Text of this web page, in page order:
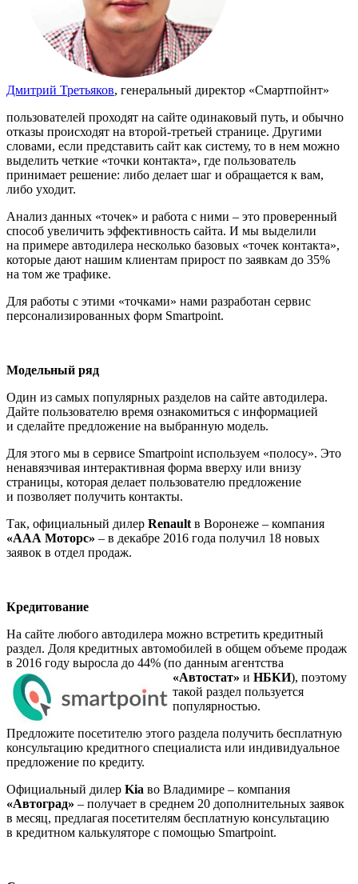
Дмитрий Третьяков, генеральный директор «Смартпойнт»
пользователей проходят на сайте одинаковый путь, и обычно
отказы происходят на второй-третьей странице. Другими
словами, если представить сайт как систему, то в нем можно
выделить четкие «точки контакта», где пользователь
принимает решение: либо делает шаг и обращается к вам,
либо уходит.
Анализ данных «точек» и работа с ними – это проверенный
способ увеличить эффективность сайта. И мы выделили
на примере автодилера несколько базовых «точек контакта»,
которые дают нашим клиентам прирост по заявкам до 35%
на том же трафике.
Для работы с этими «точками» нами разработан сервис
персонализированных форм Smartpoint.
Модельный ряд
Один из самых популярных разделов на сайте автодилера.
Дайте пользователю время ознакомиться с информацией
и сделайте предложение на выбранную модель.
Для этого мы в сервисе Smartpoint используем «полосу». Это
ненавязчивая интерактивная форма вверху или внизу
страницы, которая делает пользователю предложение
и позволяет получить контакты.
Так, официальный дилер Renault в Воронеже – компания
«ААА Моторс» – в декабре 2016 года получил 18 новых
заявок в отдел продаж.
Кредитование
На сайте любого автодилера можно встретить кредитный
раздел. Доля кредитных автомобилей в общем объеме продаж
в 2016 году выросла до 44% (по данным агентства
«Автостат» и НБКИ), поэтому
такой раздел пользуется
популярностью.
Предложите посетителю этого раздела получить бесплатную
консультацию кредитного специалиста или индивидуальное
предложение по кредиту.
Официальный дилер Kia во Владимире – компания
«Автоград» – получает в среднем 20 дополнительных заявок
в месяц, предлагая посетителям бесплатную консультацию
в кредитном калькуляторе с помощью Smartpoint.